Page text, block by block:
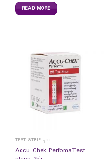
READ MORE
TEST STRIP များ
Accu-Chek PerfomaTest